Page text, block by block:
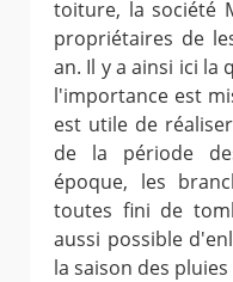
toiture, la société
propriétaires de
an. Il y a ainsi ici
l'importance est
est utile de
de la période
époque, les
toutes fini de
aussi possible
la saison des